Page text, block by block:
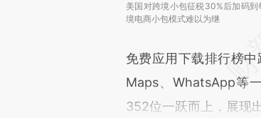
美国对跨境小包征税30%后加码
境电商小包模式难以为继
免费应用下载排行榜
Maps、WhatsApp等
352位一跃而上，展现